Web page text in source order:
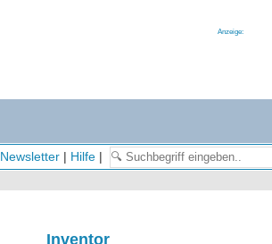
Anzeige:
Newsletter | Hilfe |
Inventor